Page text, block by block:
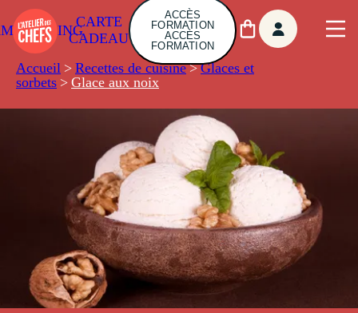
CARTE
CADEAU
ACCÈS
FORMATION
ACCÈS
FORMATION
Accueil > Recettes de cuisine > Glaces et
sorbets > Glace aux noix